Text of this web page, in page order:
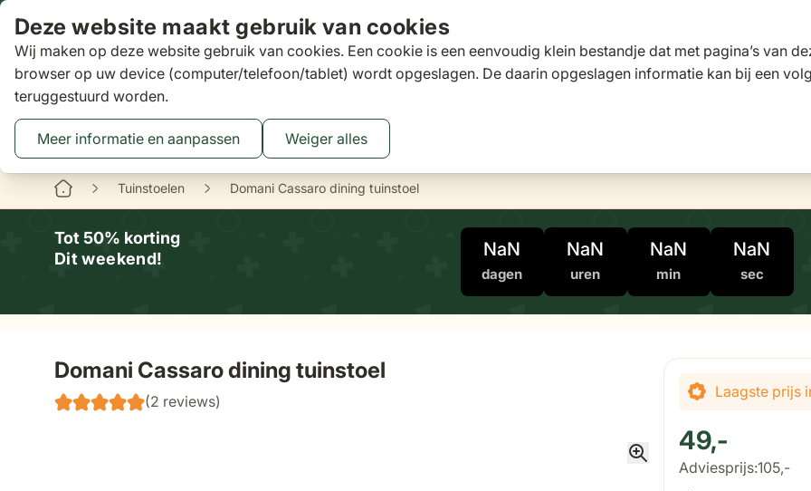
Deze website maakt gebruik van cookies
Wij maken op deze website gebruik van cookies. Een cookie is een eenvoudig klein bestandje dat met pagina’s van
browser op uw device (computer/telefoon/tablet) wordt opgeslagen. De daarin opgeslagen informatie kan bij een
teruggestuurd worden.
Meer informatie en aanpassen Weiger alles
Ga naar de inhoud
Zoeken
AanbiedingenTuinsets
Toggle submenu for Tuinsets
Toggle submenu for Loungesets
Toggle submenu for Tuinstoelen
Binnen 3 dagengratis bezorgd 16 XXL Experience Stores
Tuinstoelen Domani Cassaro dining tuinstoel
Tot 50% korting
Dit weekend!
NaN
dagen
NaN
uren
NaN
min
NaN
sec
Domani Cassaro dining tuinstoel
(2 reviews)
Laagste prijs
49,-
Adviesprijs:105,-